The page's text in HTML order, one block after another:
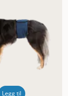
dersom
ikke er noen
til tisper og
gjerne om råd
din. Velg
og få rask
mer enn 499
etter? Ta
Legg til